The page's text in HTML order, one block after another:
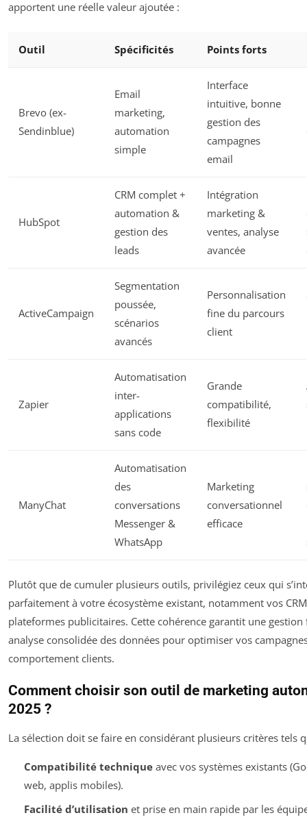
apportent une réelle valeur ajoutée :
Outil Spécificités Points forts
Brevo (ex-
Sendinblue)
Email
marketing,
automation
simple
Interface
intuitive, bonne
gestion des
campagnes
email
HubSpot
CRM complet +
automation &
gestion des
leads
Intégration
marketing &
ventes, analyse
avancée
ActiveCampaign
Segmentation
poussée,
scénarios
avancés
Personnalisation
fine du parcours
client
Zapier
Automatisation
inter-
applications
sans code
Grande
compatibilité,
flexibilité
ManyChat
Automatisation
des
conversations
Messenger &
WhatsApp
Marketing
conversationnel
efficace
Plutôt que de cumuler plusieurs outils, privilégiez ceux qui
parfaitement à votre écosystème existant, notamment vos
plateformes publicitaires. Cette cohérence garantit une
analyse consolidée des données pour optimiser vos
comportement clients.
Comment choisir son outil de marketing
2025 ?
La sélection doit se faire en considérant plusieurs critères tels
Compatibilité techniqueavec vos systèmes existants
web, applis mobiles).
Facilité d’utilisation et prise en main rapide par les